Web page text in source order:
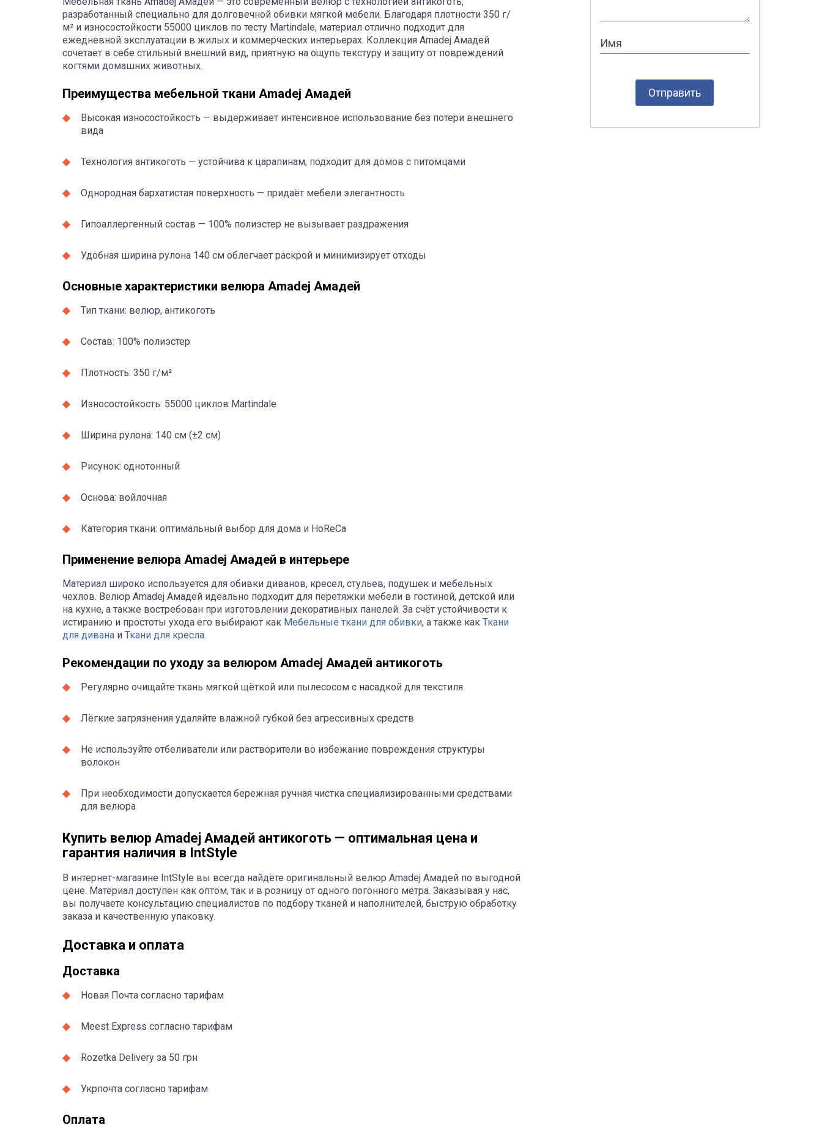
разработанный специально для долговечной обивки мягкой мебели. Благодаря плотности 350 г/
м² и износостойкости 55000 циклов по тесту Martindale, материал отлично подходит для
ежедневной эксплуатации в жилых и коммерческих интерьерах. Коллекция Amadej Амадей
сочетает в себе стильный внешний вид, приятную на ощупь текстуру и защиту от повреждений
когтями домашних животных.
Преимущества мебельной ткани Amadej Амадей
Высокая износостойкость — выдерживает интенсивное использование без потери внешнего
вида
Технология антикоготь — устойчива к царапинам, подходит для домов с питомцами
Однородная бархатистая поверхность — придаёт мебели элегантность
Гипоаллергенный состав — 100% полиэстер не вызывает раздражения
Удобная ширина рулона 140 см облегчает раскрой и минимизирует отходы
Основные характеристики велюра Amadej Амадей
Тип ткани: велюр, антикоготь
Состав: 100% полиэстер
Плотность: 350 г/м²
Износостойкость: 55000 циклов Martindale
Ширина рулона: 140 см (±2 см)
Рисунок: однотонный
Основа: войлочная
Категория ткани: оптимальный выбор для дома и HoReCa
Применение велюра Amadej Амадей в интерьере
Материал широко используется для обивки диванов, кресел, стульев, подушек и мебельных
чехлов. Велюр Amadej Амадей идеально подходит для перетяжки мебели в гостиной, детской или
на кухне, а также востребован при изготовлении декоративных панелей. За счёт устойчивости к
истиранию и простоты ухода его выбирают как Мебельные ткани для обивки, а также как Ткани
для дивана и Ткани для кресла.
Рекомендации по уходу за велюром Amadej Амадей антикоготь
Регулярно очищайте ткань мягкой щёткой или пылесосом с насадкой для текстиля
Лёгкие загрязнения удаляйте влажной губкой без агрессивных средств
Не используйте отбеливатели или растворители во избежание повреждения структуры
волокон
При необходимости допускается бережная ручная чистка специализированными средствами
для велюра
Купить велюр Amadej Амадей антикоготь — оптимальная цена и
гарантия наличия в IntStyle
В интернет-магазине IntStyle вы всегда найдёте оригинальный велюр Amadej Амадей по выгодной
цене. Материал доступен как оптом, так и в розницу от одного погонного метра. Заказывая у нас,
вы получаете консультацию специалистов по подбору тканей и наполнителей, быструю обработку
заказа и качественную упаковку.
Доставка и оплата
Доставка
Новая Почта согласно тарифам
Meest Express согласно тарифам
Rozetka Delivery за 50 грн
Укрпочта согласно тарифам
Оплата
Имя
Отправить